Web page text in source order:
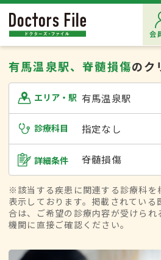
会
有馬温泉駅、脊髄損傷のク
エリア・駅 有馬温泉駅
診療科目 指定なし
詳細条件 脊髄損傷
※該当する疾患に関連する診療科を
表示しております。掲載されている
合は、ご希望の診療内容が受けら
機関に直接ご確認ください。